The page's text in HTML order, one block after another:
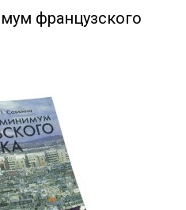
скидки
французского